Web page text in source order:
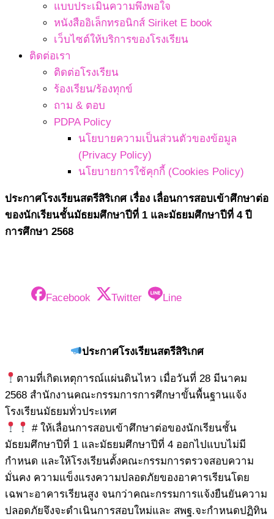
แบบประเมินความพึงพอใจ
หนังสืออิเล็กทรอนิกส์ Siriket E book
เว็บไซต์ให้บริการของโรงเรียน
ติดต่อเรา
ติดต่อโรงเรียน
ร้องเรียน/ร้องทุกข์
ถาม & ตอบ
PDPA Policy
นโยบายความเป็นส่วนตัวของข้อมูล
(Privacy Policy)
นโยบายการใช้คุกกี้ (Cookies Policy)
ประกาศโรงเรียนสตรีสิริเกศ เรื่อง เลื่อนการสอบเข้าศึกษาต่อ
ของนักเรียนชั้นมัธยมศึกษาปีที่ 1 และมัธยมศึกษาปีที่ 4 ปี
การศึกษา 2568
Facebook Twitter Line
ประกาศโรงเรียนสตรีสิริเกศ
ตามที่เกิดเหตุการณ์แผ่นดินไหว เมื่อวันที่ 28 มีนาคม
2568 สำนักงานคณะกรรมการการศึกษาขั้นพื้นฐานแจ้ง
โรงเรียนมัธยมทั่วประเทศ
# ให้เลื่อนการสอบเข้าศึกษาต่อของนักเรียนชั้น
มัธยมศึกษาปีที่ 1 และมัธยมศึกษาปีที่ 4 ออกไปแบบไม่มี
กำหนด และให้โรงเรียนตั้งคณะกรรมการตรวจสอบความ
มั่นคง ความแข็งแรงความปลอดภัยของอาคารเรียนโดย
เฉพาะอาคารเรียนสูง จนกว่าคณะกรรมการแจ้งยืนยันความ
ปลอดภัยจึงจะดำเนินการสอบใหม่และ สพฐ.จะกำหนดปฏิทิน